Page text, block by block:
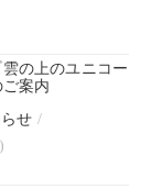
雲の上のユニコー
案内
せ /